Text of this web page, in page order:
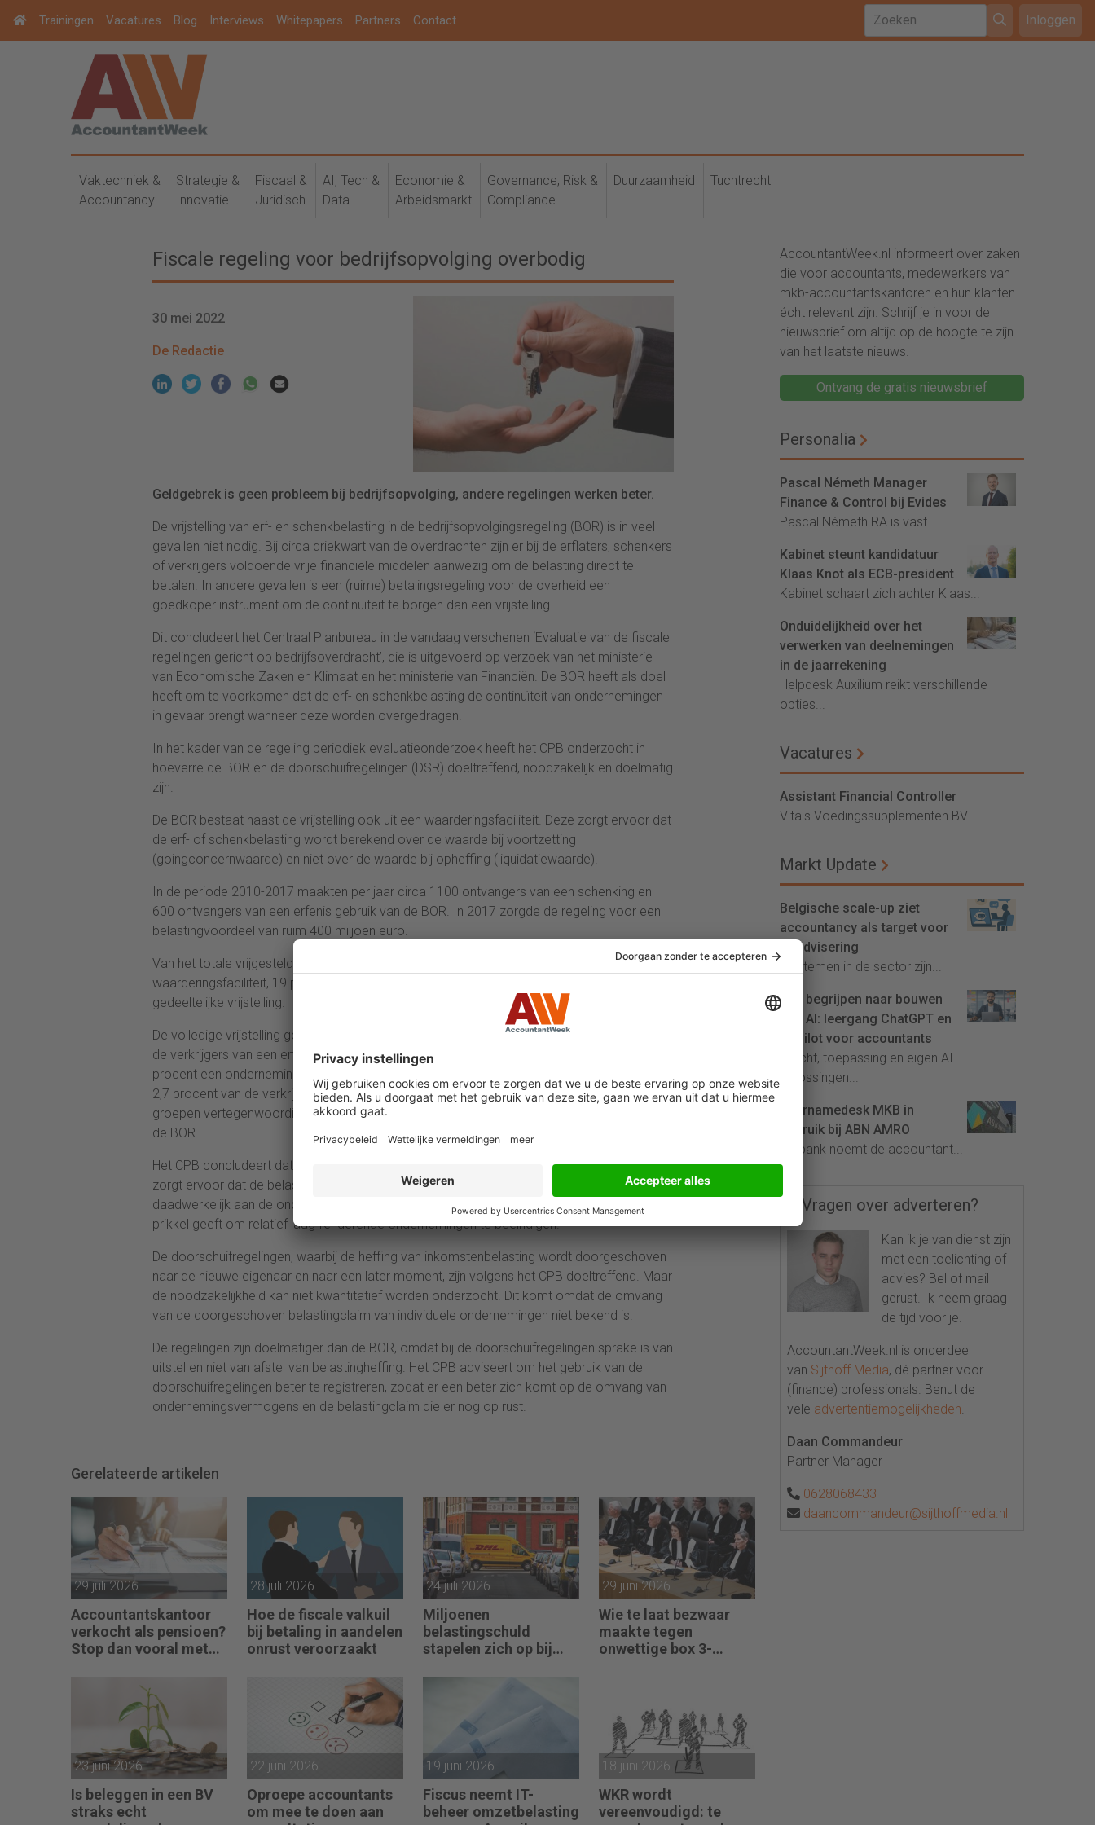
Trainingen Vacatures Blog Interviews Whitepapers Partners Contact Inloggen
Vaktechniek &
Accountancy
Strategie &
Innovatie
Fiscaal &
Juridisch
AI, Tech &
Data
Economie &
Arbeidsmarkt
Governance, Risk &
Compliance
Duurzaamheid Tuchtrecht
Fiscale regeling voor bedrijfsopvolging overbodig
30 mei 2022
De Redactie
Geldgebrek is geen probleem bij bedrijfsopvolging, andere regelingen werken beter.
De vrijstelling van erf- en schenkbelasting in de bedrijfsopvolgingsregeling (BOR) is in veel
gevallen niet nodig. Bij circa driekwart van de overdrachten zijn er bij de erflaters, schenkers
of verkrijgers voldoende vrije financiële middelen aanwezig om de belasting direct te
betalen. In andere gevallen is een (ruime) betalingsregeling voor de overheid een
goedkoper instrument om de continuïteit te borgen dan een vrijstelling.
Dit concludeert het Centraal Planbureau in de vandaag verschenen ‘Evaluatie van de fiscale
regelingen gericht op bedrijfsoverdracht’, die is uitgevoerd op verzoek van het ministerie
van Economische Zaken en Klimaat en het ministerie van Financiën. De BOR heeft als doel
heeft om te voorkomen dat de erf- en schenkbelasting de continuïteit van ondernemingen
in gevaar brengt wanneer deze worden overgedragen.
In het kader van de regeling periodiek evaluatieonderzoek heeft het CPB onderzocht in
hoeverre de BOR en de doorschuifregelingen (DSR) doeltreffend, noodzakelijk en doelmatig
zijn.
De BOR bestaat naast de vrijstelling ook uit een waarderingsfaciliteit. Deze zorgt ervoor dat
de erf- of schenkbelasting wordt berekend over de waarde bij voortzetting
(goingconcernwaarde) en niet over de waarde bij opheffing (liquidatiewaarde).
In de periode 2010-2017 maakten per jaar circa 1100 ontvangers van een schenking en
600 ontvangers van een erfenis gebruik van de BOR. In 2017 zorgde de regeling voor een
belastingvoordeel van ruim 400 miljoen euro.
Van het totale vrijgestelde bedrag in dat jaar werd 22 procent veroorzaakt door de
waarderingsfaciliteit, 19 procent door de volledige vrijstelling en 59 procent door de
gedeeltelijke vrijstelling.
De volledige vrijstelling geldt voor ondernemingsvermogens tot circa 1,1 miljoen euro. Van
de verkrijgers van een erfenis waarbij de BOR werd gebruikt in 2010-2017, ontving 2,3
procent een ondernemingswaarde van meer dan vijf miljoen euro. Bij schenkingen ontving
2,7 procent van de verkrijgers een schenking van meer dan vijf miljoen euro. Deze twee
groepen vertegenwoordigen samen circa 35 procent van het totale belastingvoordeel van
de BOR.
Het CPB concludeert dat de waarderingsfaciliteit goed past bij het doel van continuïteit. Het
zorgt ervoor dat de belastingheffing beter aansluit bij de waarde die de verkrijger
daadwerkelijk aan de onderneming ontleent en voorkomt dat de belastingheffing een
prikkel geeft om relatief laag-renderende ondernemingen te beëindigen.
De doorschuifregelingen, waarbij de heffing van inkomstenbelasting wordt doorgeschoven
naar de nieuwe eigenaar en naar een later moment, zijn volgens het CPB doeltreffend. Maar
de noodzakelijkheid kan niet kwantitatief worden onderzocht. Dit komt omdat de omvang
van de doorgeschoven belastingclaim van individuele ondernemingen niet bekend is.
De regelingen zijn doelmatiger dan de BOR, omdat bij de doorschuifregelingen sprake is van
uitstel en niet van afstel van belastingheffing. Het CPB adviseert om het gebruik van de
doorschuifregelingen beter te registreren, zodat er een beter zich komt op de omvang van
ondernemingsvermogens en de belastingclaim die er nog op rust.
Gerelateerde artikelen
29 juli 2026
Accountantskantoor
verkocht als pensioen?
Stop dan vooral met
28 juli 2026
Hoe de fiscale valkuil
bij betaling in aandelen
onrust veroorzaakt
24 juli 2026
Miljoenen
belastingschuld
stapelen zich op bij
29 juni 2026
Wie te laat bezwaar
maakte tegen
onwettige box 3-
23 juni 2026
Is beleggen in een BV
straks echt
22 juni 2026
Oproepe accountants
om mee te doen aan
19 juni 2026
Fiscus neemt IT-
beheer omzetbelasting
18 juni 2026
WKR wordt
vereenvoudigd: te
AccountantWeek.nl informeert over zaken
die voor accountants, medewerkers van
mkb-accountantskantoren en hun klanten
écht relevant zijn. Schrijf je in voor de
nieuwsbrief om altijd op de hoogte te zijn
van het laatste nieuws.
Ontvang de gratis nieuwsbrief
Personalia
Pascal Németh Manager
Finance & Control bij Evides
Pascal Németh RA is vast...
Kabinet steunt kandidatuur
Klaas Knot als ECB-president
Kabinet schaart zich achter Klaas...
Onduidelijkheid over het
verwerken van deelnemingen
in de jaarrekening
Helpdesk Auxilium reikt verschillende
opties...
Vacatures
Assistant Financial Controller
Vitals Voedingssupplementen BV
Markt Update
Belgische scale-up ziet
accountancy als target voor
AI-advisering
'Systemen in de sector zijn...
Van begrijpen naar bouwen
met AI: leergang ChatGPT en
Copilot voor accountants
Inzicht, toepassing en eigen AI-
oplossingen...
Overnamedesk MKB in
gebruik bij ABN AMRO
De bank noemt de accountant...
Vragen over adverteren?
Kan ik je van dienst zijn
met een toelichting of
advies? Bel of mail
gerust. Ik neem graag
de tijd voor je.
AccountantWeek.nl is onderdeel
van Sijthoff Media, dé partner voor
(finance) professionals. Benut de
vele advertentiemogelijkheden.
Daan Commandeur
Partner Manager
0628068433
daancommandeur@sijthoffmedia.nl